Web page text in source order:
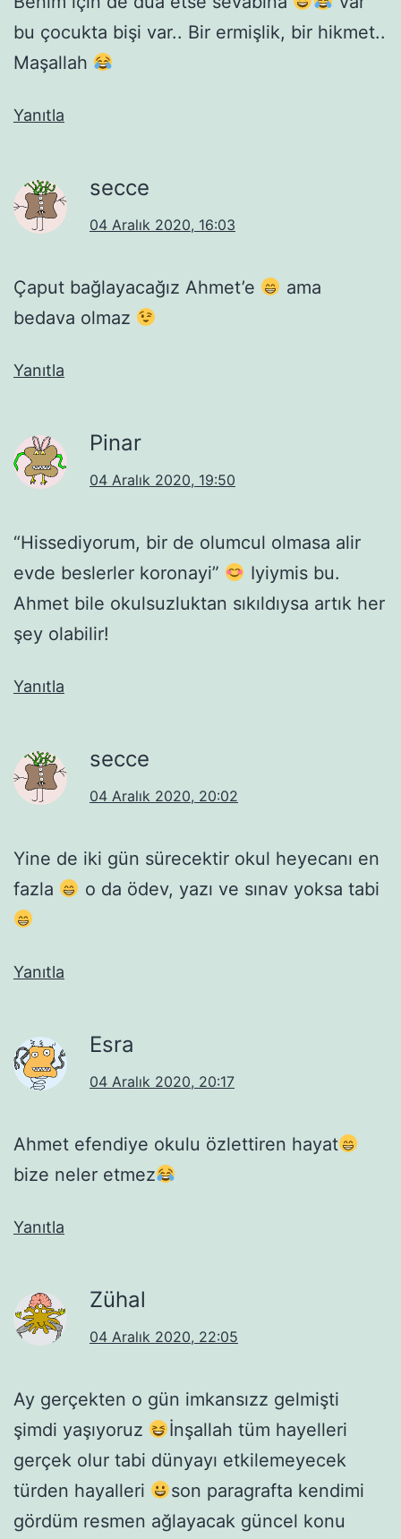
bu çocukta bişi var.. Bir ermişlik, bir hikmet..
Maşallah
Yanıtla
secce
04 Aralık 2020, 16:03
Çaput bağlayacağız Ahmet’e
ama
bedava olmaz
Yanıtla
Pinar
04 Aralık 2020, 19:50
“Hissediyorum, bir de olumcul olmasa alir
evde beslerler koronayi”
Iyiymis bu.
Ahmet bile okulsuzluktan sıkıldıysa artık her
şey olabilir!
Yanıtla
secce
04 Aralık 2020, 20:02
Yine de iki gün sürecektir okul heyecanı en
fazla
o da ödev, yazı ve sınav yoksa tabi
Yanıtla
Esra
04 Aralık 2020, 20:17
Ahmet efendiye okulu özlettiren hayat
bize neler etmez
Yanıtla
Zühal
04 Aralık 2020, 22:05
Ay gerçekten o gün imkansızz gelmişti
şimdi yaşıyoruz
İnşallah tüm hayelleri
gerçek olur tabi dünyayı etkilemeyecek
türden hayalleri
son paragrafta kendimi
gördüm resmen ağlayacak güncel konu